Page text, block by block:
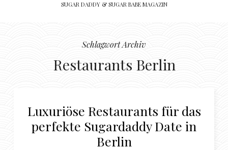
SUGAR DADDY & SUGAR BABE MAGAZIN
Schlagwort Archiv
Restaurants Berlin
Luxuriöse Restaurants für das
perfekte Sugardaddy Date in
Berlin